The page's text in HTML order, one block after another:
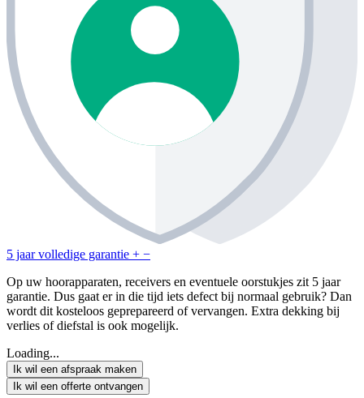
5 jaar volledige garantie + −
Op uw hoorapparaten, receivers en eventuele oorstukjes zit 5 jaar
garantie. Dus gaat er in die tijd iets defect bij normaal gebruik? Dan
wordt dit kosteloos geprepareerd of vervangen. Extra dekking bij
verlies of diefstal is ook mogelijk.
Loading...
Ik wil een afspraak maken
Ik wil een offerte ontvangen